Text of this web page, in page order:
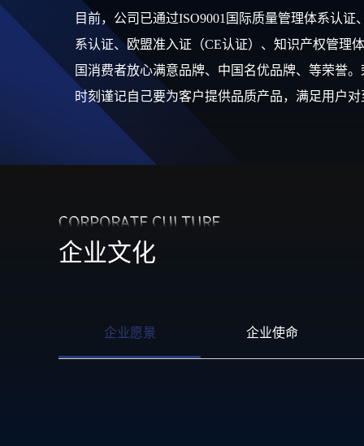
目前，公司已通过ISO9001国际质量管理体系认证
系认证、欧盟准入证（CE认证）、知识产权管理
国消费者放心满意品牌、中国名优品牌、等荣誉
时刻谨记自己要为客户提供品质产品，满足用户
企业文化
企业愿景 企业使命